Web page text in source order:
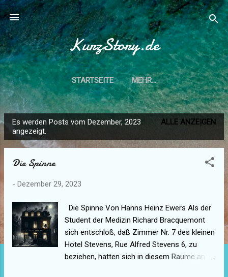
Direkt zum Hauptbereich
KurzStory.de
STARTSEITE MEHR…
IMPRESSUM U. DATENSCHUTZERKLÄRUNG
o
Es werden Posts vom Dezember, 2023
angezeigt.
ALLE ANZEIGEN
Die Spinne
- Dezember 29, 2023
Die Spinne Von Hanns Heinz Ewers Als der
Student der Medizin Richard Bracquemont
sich entschloß, daß Zimmer Nr. 7 des kleinen
Hotel Stevens, Rue Alfred Stevens 6, zu
beziehen, hatten sich in diesem Raume an